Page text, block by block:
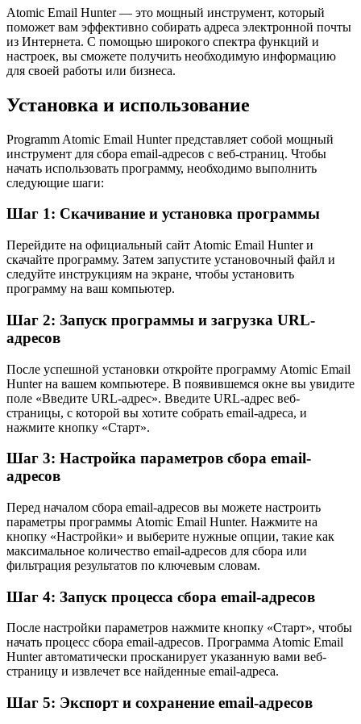
Atomic Email Hunter — это мощный инструмент, который
поможет вам эффективно собирать адреса электронной почты
из Интернета. С помощью широкого спектра функций и
настроек, вы сможете получить необходимую информацию
для своей работы или бизнеса.
Установка и использование
Programm Atomic Email Hunter представляет собой мощный
инструмент для сбора email-адресов с веб-страниц. Чтобы
начать использовать программу, необходимо выполнить
следующие шаги:
Шаг 1: Скачивание и установка программы
Перейдите на официальный сайт Atomic Email Hunter и
скачайте программу. Затем запустите установочный файл и
следуйте инструкциям на экране, чтобы установить
программу на ваш компьютер.
Шаг 2: Запуск программы и загрузка URL-
адресов
После успешной установки откройте программу Atomic Email
Hunter на вашем компьютере. В появившемся окне вы увидите
поле «Введите URL-адрес». Введите URL-адрес веб-
страницы, с которой вы хотите собрать email-адреса, и
нажмите кнопку «Старт».
Шаг 3: Настройка параметров сбора email-
адресов
Перед началом сбора email-адресов вы можете настроить
параметры программы Atomic Email Hunter. Нажмите на
кнопку «Настройки» и выберите нужные опции, такие как
максимальное количество email-адресов для сбора или
фильтрация результатов по ключевым словам.
Шаг 4: Запуск процесса сбора email-адресов
После настройки параметров нажмите кнопку «Старт», чтобы
начать процесс сбора email-адресов. Программа Atomic Email
Hunter автоматически просканирует указанную вами веб-
страницу и извлечет все найденные email-адреса.
Шаг 5: Экспорт и сохранение email-адресов